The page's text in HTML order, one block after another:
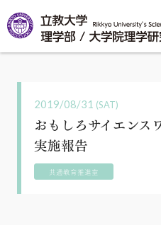
2019/08/31 (SAT)
おもしろサイエンス
実施報告
共通教育推進室